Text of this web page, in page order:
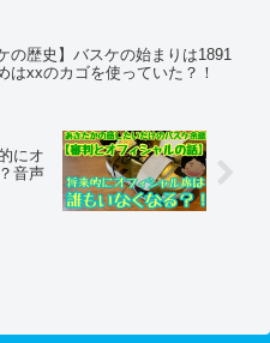
の歴史】バスケの始まりは1891
はxxのカゴを使っていた？！
にオ
音声